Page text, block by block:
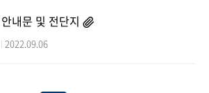
내문 및 전단지
2022.09.06